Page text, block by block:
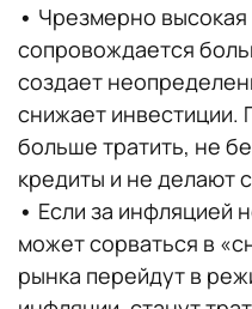
• Чрезмерно
сопровождается
создает
снижает инвестиции.
больше тратить, не
кредиты и не делают
• Если за инфляцией
может сорваться в
рынка перейдут в